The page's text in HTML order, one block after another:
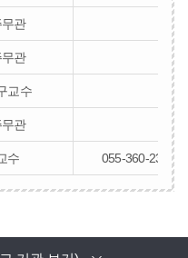
무관
무관
교수
무관
수 055-360-2355